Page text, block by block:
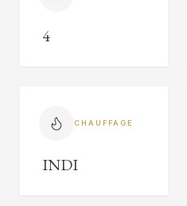
4
CHAUFFAGE
INDI